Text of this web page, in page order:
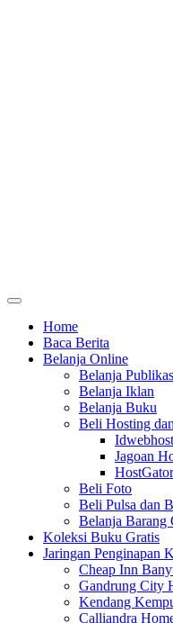
Home
Baca Berita
Belanja Online
Belanja
Belanja Iklan
Belanja Buku
Beli Hosting
Idwebhost
Jagoan
HostGator
Beli Foto
Beli Pulsa dan
Belanja Barang
Koleksi Buku Gratis
Jaringan Penginapan
Cheap Inn
Gandrung City
Kendang
Calliandra